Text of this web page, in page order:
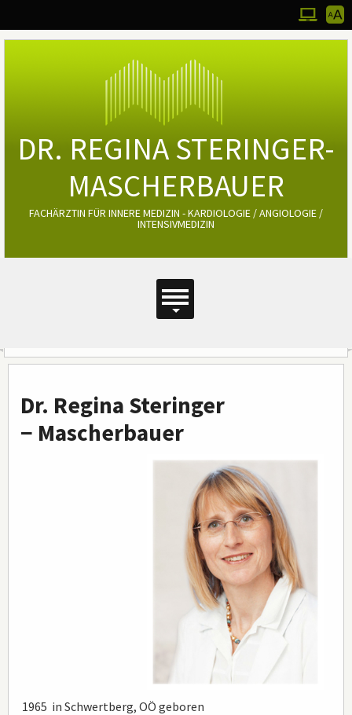
Zum
DR. REGINA STERINGER-
MASCHERBAUER
FACHÄRZTIN FÜR INNERE MEDIZIN - KARDIOLOGIE / ANGIOLOGIE /
INTENSIVMEDIZIN
Hauptmenü
Dr. Regina Steringer
− Mascherbauer
1965 in Schwertberg, OÖ geboren